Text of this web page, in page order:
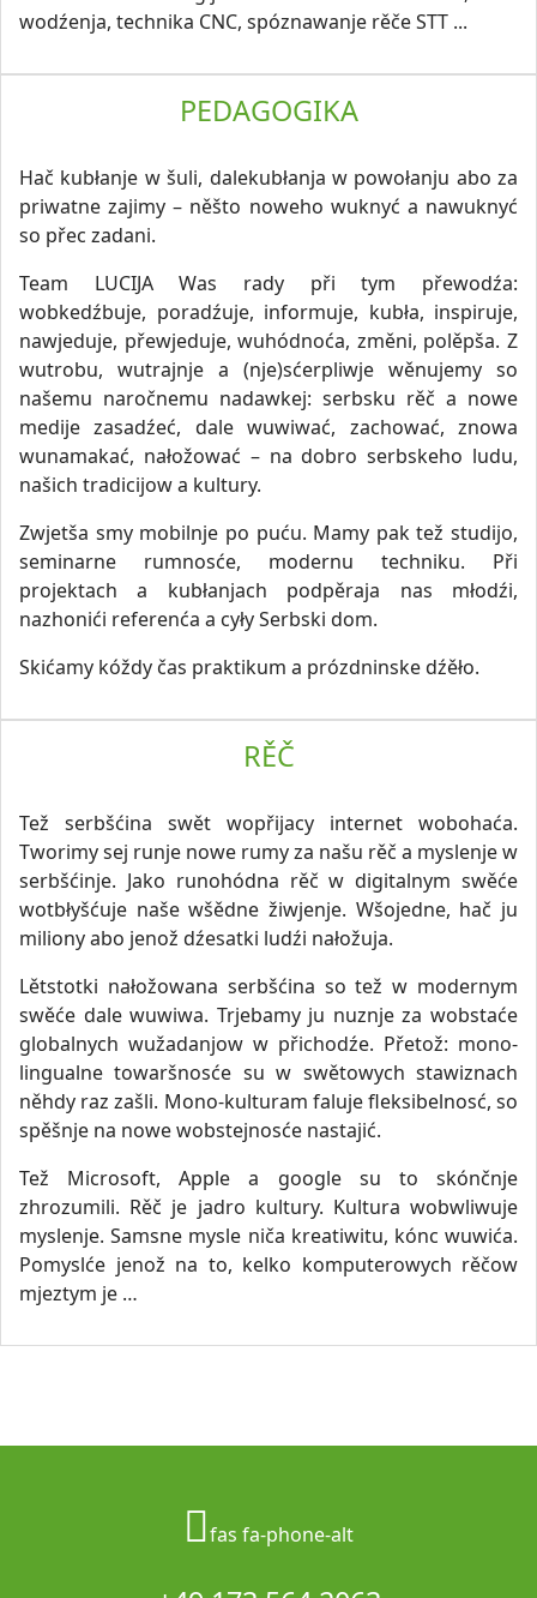
wodźenja, technika CNC, spóznawanje rěče STT ...
PEDAGOGIKA
Hač kubłanje w šuli, dalekubłanja w powołanju abo za
priwatne zajimy – něšto noweho wuknyć a nawuknyć
so přec zadani.
Team LUCIJA Was rady při tym přewodźa:
wobkedźbuje, poradźuje, informuje, kubła, inspiruje,
nawjeduje, přewjeduje, wuhódnoća, změni, polěpša. Z
wutrobu, wutrajnje a (nje)sćerpliwje wěnujemy so
našemu naročnemu nadawkej: serbsku rěč a nowe
medije zasadźeć, dale wuwiwać, zachować, znowa
wunamakać, nałožować – na dobro serbskeho ludu,
našich tradicijow a kultury.
Zwjetša smy mobilnje po puću. Mamy pak tež studijo,
seminarne rumnosće, modernu techniku. Při
projektach a kubłanjach podpěraja nas młodźi,
nazhonići referenća a cyły Serbski dom.
Skićamy kóždy čas praktikum a prózdninske dźěło.
RĚČ
Tež serbšćina swět wopřijacy internet wobohaća.
Tworimy sej runje nowe rumy za našu rěč a myslenje w
serbšćinje. Jako runohódna rěč w digitalnym swěće
wotbłyšćuje naše wšědne žiwjenje. Wšojedne, hač ju
miliony abo jenož dźesatki ludźi nałožuja.
Lětstotki nałožowana serbšćina so tež w modernym
swěće dale wuwiwa. Trjebamy ju nuznje za wobstaće
globalnych wužadanjow w přichodźe. Přetož: mono-
lingualne towaršnosće su w swětowych stawiznach
něhdy raz zašli. Mono-kulturam faluje fleksibelnosć, so
spěšnje na nowe wobstejnosće nastajić.
Tež Microsoft, Apple a google su to skónčnje
zhrozumili. Rěč je jadro kultury. Kultura wobwliwuje
myslenje. Samsne mysle niča kreatiwitu, kónc wuwića.
Pomyslće jenož na to, kelko komputerowych rěčow
mjeztym je …
fas fa-phone-alt